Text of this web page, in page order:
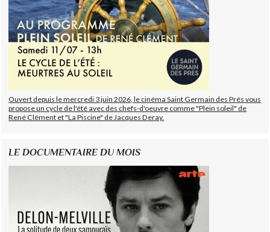
Ouvert depuis le mercredi 3 juin 2026, le cinéma Saint Germain des Prés vous
propose un cycle de l'été avec des chefs-d'oeuvre comme "Plein soleil" de
René Clément et "La Piscine" de Jacques Deray.
LE DOCUMENTAIRE DU MOIS